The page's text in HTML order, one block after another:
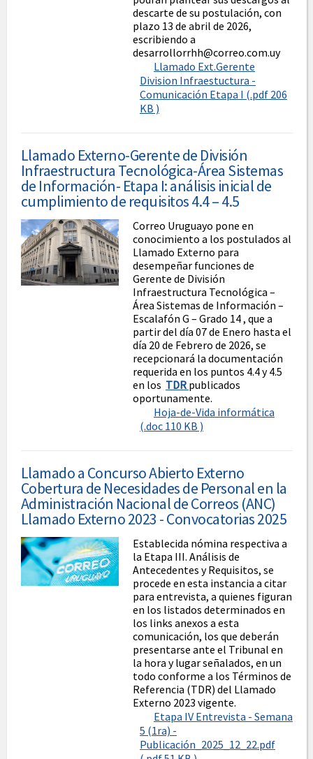
descarte de su postulación, con
plazo 13 de abril de 2026,
escribiendo a
desarrollorrhh@correo.com.uy
Llamado Ext.Gerente
Division Infraestuctura -
Comunicación Etapa I (.pdf 206
KB )
Llamado Externo-Gerente de División
Infraestructura Tecnológica-Área Sistemas
de Información- Etapa I: análisis inicial de
cumplimiento de requisitos 4.4 – 4.5
Correo Uruguayo pone en
conocimiento a los postulados al
Llamado Externo para
desempeñar funciones de
Gerente de División
Infraestructura Tecnológica –
Área Sistemas de Información –
Escalafón G – Grado 14 , que a
partir del día 07 de Enero hasta el
día 20 de Febrero de 2026, se
recepcionará la documentación
requerida en los puntos 4.4 y 4.5
en los TDR publicados
oportunamente.
Hoja-de-Vida informática
(.doc 110 KB )
Llamado a Concurso Abierto Externo
Cobertura de Necesidades de Personal en la
Administración Nacional de Correos (ANC)
Llamado Externo 2023 - Convocatorias 2025
Establecida nómina respectiva a
la Etapa III. Análisis de
Antecedentes y Requisitos, se
procede en esta instancia a citar
para entrevista, a quienes figuran
en los listados determinados en
los links anexos a esta
comunicación, los que deberán
presentarse ante el Tribunal en
la hora y lugar señalados, en un
todo conforme a los Términos de
Referencia (TDR) del Llamado
Externo 2023 vigente.
Etapa IV Entrevista - Semana
5 (1ra) -
Publicación_2025_12_22.pdf